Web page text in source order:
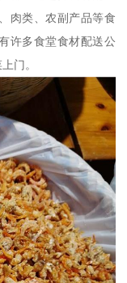
肉类、农副产品等食
许多食堂食材配送公
门。